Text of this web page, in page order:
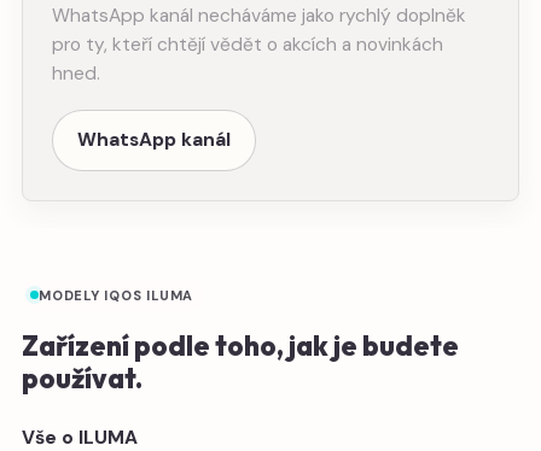
WhatsApp kanál necháváme jako rychlý doplněk
pro ty, kteří chtějí vědět o akcích a novinkách
hned.
WhatsApp kanál
MODELY IQOS ILUMA
Zařízení podle toho, jak je budete
používat.
Vše o ILUMA